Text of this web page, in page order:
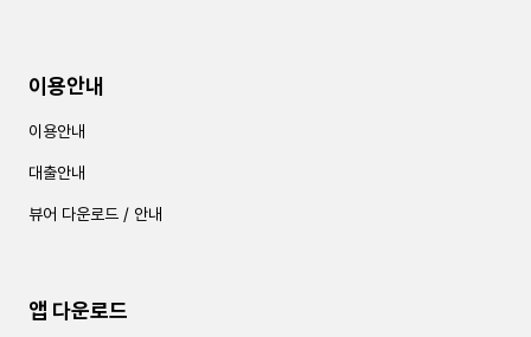
이용안내
이용안내
대출안내
뷰어 다운로드 / 안내
앱 다운로드